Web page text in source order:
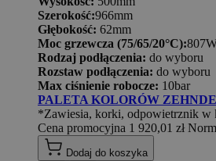
Szerokość:966mm
Głębokość: 62mm
Moc grzewcza (75/65/20°C):
Rodzaj podłączenia: do wyboru
Rozstaw podłączenia: do wyboru
Max ciśnienie robocze: 10bar
PALETA KOLORÓW
*Zawiesia, korki, odpowietrznik w
Cena promocyjna 1 920,01 zł
Dodaj do koszyka